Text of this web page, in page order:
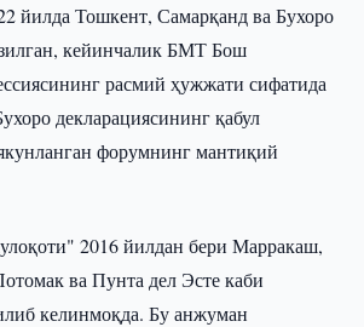
йилда Тошкент, Самарқанд ва Бухоро
кейинчалик БМТ Бош
расмий ҳужжати сифатида
декларациясининг қабул
форумнинг мантиқий
2016 йилдан бери Марракаш,
ва Пунта дел Эсте каби
келинмоқда. Бу анжуман